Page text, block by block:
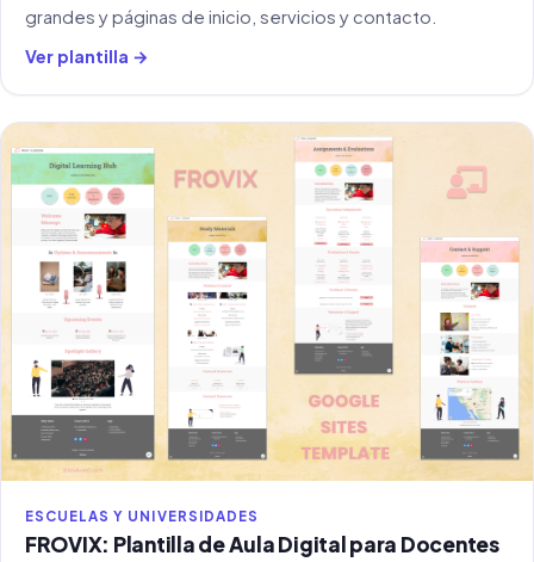
grandes y páginas de inicio, servicios y contacto.
Ver plantilla →
ESCUELAS Y UNIVERSIDADES
FROVIX: Plantilla de Aula Digital para Docentes